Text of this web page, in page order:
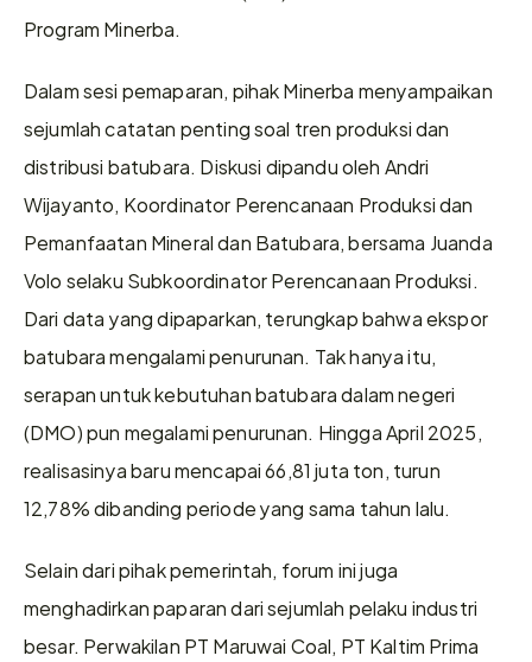
Program Minerba.
Dalam sesi pemaparan, pihak Minerba menyampaikan
sejumlah catatan penting soal tren produksi dan
distribusi batubara. Diskusi dipandu oleh Andri
Wijayanto, Koordinator Perencanaan Produksi dan
Pemanfaatan Mineral dan Batubara, bersama Juanda
Volo selaku Subkoordinator Perencanaan Produksi.
Dari data yang dipaparkan, terungkap bahwa ekspor
batubara mengalami penurunan. Tak hanya itu,
serapan untuk kebutuhan batubara dalam negeri
(DMO) pun megalami penurunan. Hingga April 2025,
realisasinya baru mencapai 66,81 juta ton, turun
12,78% dibanding periode yang sama tahun lalu.
Selain dari pihak pemerintah, forum ini juga
menghadirkan paparan dari sejumlah pelaku industri
besar. Perwakilan PT Maruwai Coal, PT Kaltim Prima